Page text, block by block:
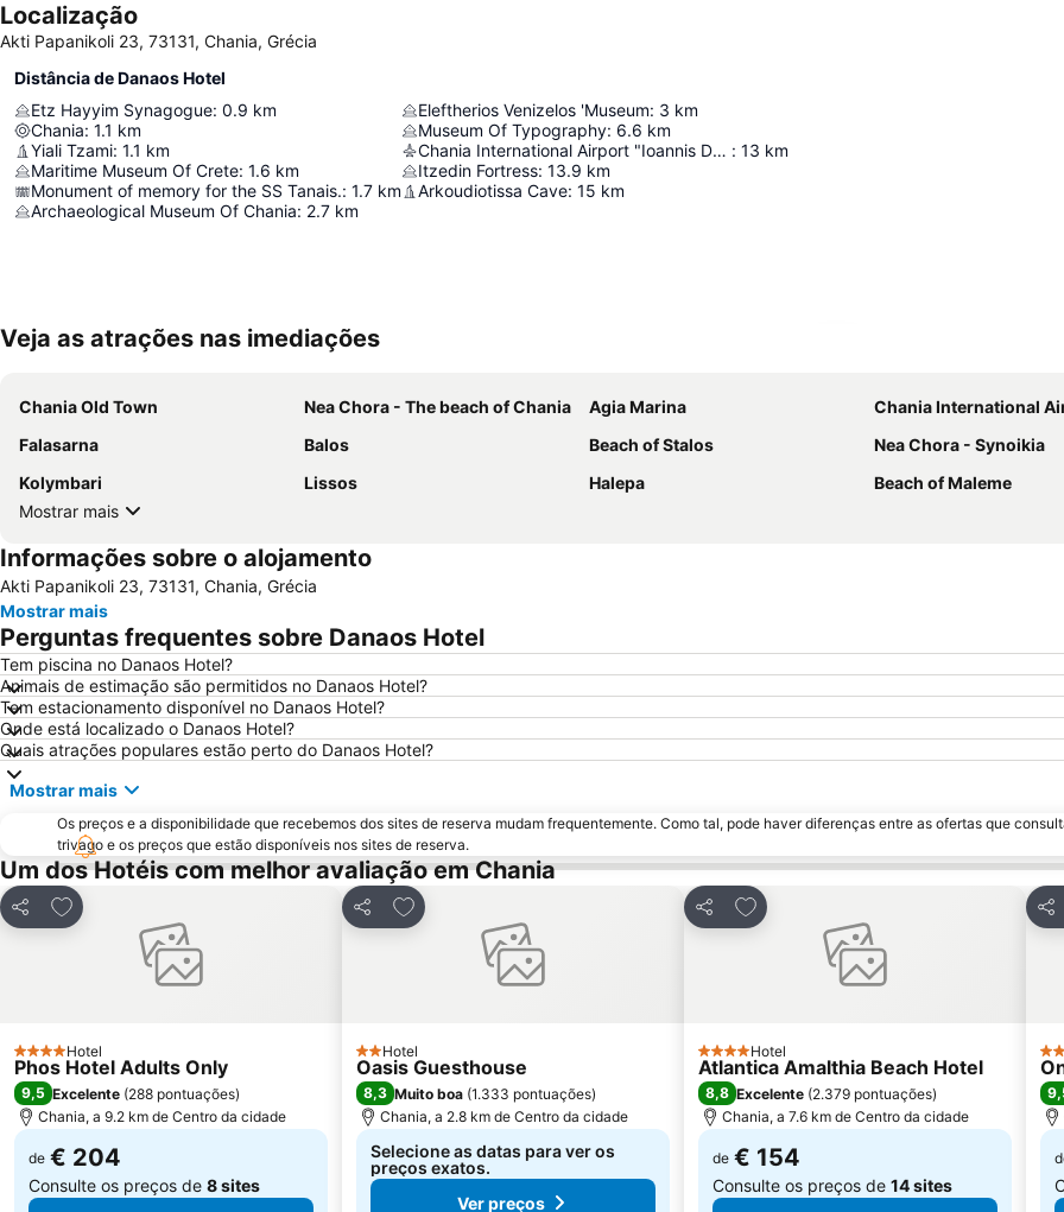
Localização
Akti Papanikoli 23, 73131, Chania, Grécia
Distância de Danaos Hotel
Etz Hayyim Synagogue: 0.9 km
Chania: 1.1 km
Yiali Tzami: 1.1 km
Maritime Museum Of Crete: 1.6 km
Monument of memory for the SS Tanais.: 1.7 km
Archaeological Museum Of Chania: 2.7 km
Eleftherios Venizelos 'Museum: 3 km
Museum Of Typography: 6.6 km
Chania International Airport "Ioannis Daskalogiannis" : 13 km
Itzedin Fortress: 13.9 km
Arkoudiotissa Cave: 15 km
Veja as atrações nas imediações
Chania Old Town Nea Chora - The beach of Chania Agia Marina
Chania International
Falasarna
Balos Beach of Stalos
Nea Chora - Synoikia
Kolymbari
Lissos Halepa
Beach of Maleme
Mostrar mais
Informações sobre o alojamento
Akti Papanikoli 23, 73131, Chania, Grécia
Mostrar mais
Perguntas frequentes sobre Danaos Hotel
Tem piscina no Danaos Hotel?
Animais de estimação são permitidos no Danaos Hotel?
Tem estacionamento disponível no Danaos Hotel?
Onde está localizado o Danaos Hotel?
Quais atrações populares estão perto do Danaos Hotel?
Mostrar mais
Os preços e a disponibilidade que recebemos dos sites de reserva mudam frequentemente. Como tal, pode haver diferenças entre as ofertas que
trivago e os preços que estão disponíveis nos sites de reserva.
Um dos Hotéis com melhor avaliação em Chania
Partilhar
Adicionar aos favoritos
4 Estrelas
Hotel
Phos Hotel Adults Only
9,5 Excelente (288 pontuações)
Chania, a 9.2 km de Centro da cidade
de € 204
Consulte os preços de 8 sites
Partilhar
Adicionar aos favoritos
2 Estrelas
Hotel
Oasis Guesthouse
8,3 Muito boa (1.333 pontuações)
Chania, a 2.8 km de Centro da cidade
Selecione as datas para ver os
preços exatos.
Ver preços
Partilhar
Adicionar aos favoritos
4 Estrelas
Hotel
Atlantica Amalthia Beach Hotel
8,8 Excelente (2.379 pontuações)
Chania, a 7.6 km de Centro da cidade
de € 154
Consulte os preços de 14 sites
4